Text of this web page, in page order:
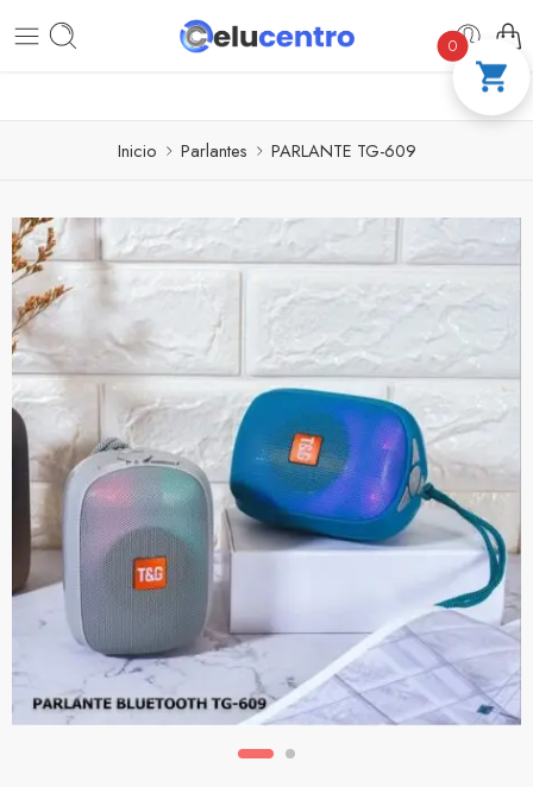
PAGA A CUOTAS CON ADDI COMPRA 100
Inicio Parlantes PARLANTE TG-609
0